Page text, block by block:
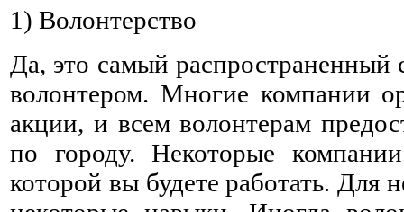
1) Волонтерство
Да, это самый распространенный
волонтером. Многие компании
акции, и всем волонтерам
по городу. Некоторые
которой вы будете работать. Для